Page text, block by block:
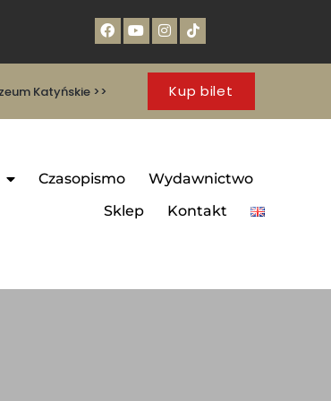
Katyńskie >> Kup bilet
Czasopismo
Wydawnictwo
Sklep
Kontakt